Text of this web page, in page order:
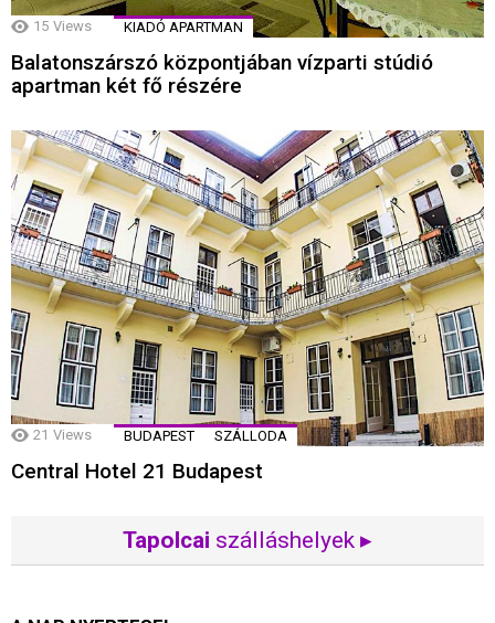
15 Views KIADÓ APARTMAN
Balatonszárszó központjában vízparti stúdió
apartman két fő részére
21 Views BUDAPEST SZÁLLODA
Central Hotel 21 Budapest
Tapolcai szálláshelyek ▸